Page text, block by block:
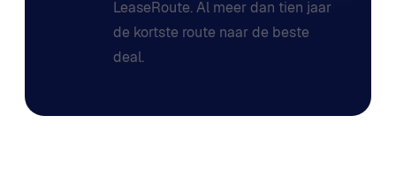
LeaseRoute. Al meer dan tien jaar
de kortste route naar de beste
deal.